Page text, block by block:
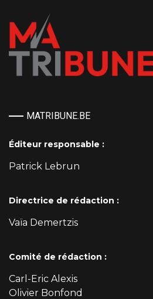
MATRIBUNE.BE
Éditeur responsable :
Patrick Lebrun
Directrice de rédaction :
Vaïa Demertzis
Comité de rédaction :
Carl-Eric Alexis
Olivier Bonfond